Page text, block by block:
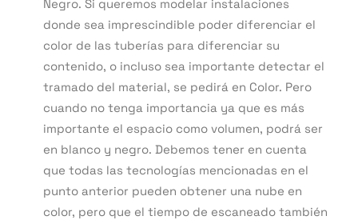
Negro. Si queremos modelar instalaciones
donde sea imprescindible poder diferenciar el
color de las tuberías para diferenciar su
contenido, o incluso sea importante detectar el
tramado del material, se pedirá en Color. Pero
cuando no tenga importancia ya que es más
importante el espacio como volumen, podrá ser
en blanco y negro. Debemos tener en cuenta
que todas las tecnologías mencionadas en el
punto anterior pueden obtener una nube en
color, pero que el tiempo de escaneado también